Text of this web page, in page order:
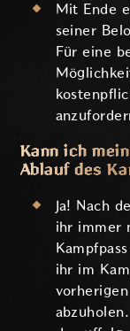
Mit Ende
seiner
Für eine
Kann ich
Ablauf des
Ja! Nach
ihr immer
ihr im